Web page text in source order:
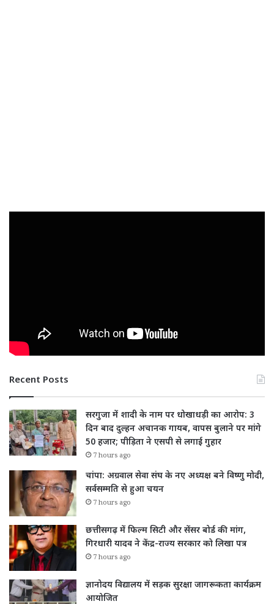
Recent Posts
सरगुजा में शादी के नाम पर धोखाधड़ी का आरोप: 3
दिन बाद दुल्हन अचानक गायब, वापस बुलाने पर मांगे
50 हजार; पीड़िता ने एसपी से लगाई गुहार
7 hours ago
चांपा: अग्रवाल सेवा संघ के नए अध्यक्ष बने विष्णु मोदी,
सर्वसम्मति से हुआ चयन
7 hours ago
छत्तीसगढ़ में फिल्म सिटी और सेंसर बोर्ड की मांग,
गिरधारी यादव ने केंद्र-राज्य सरकार को लिखा पत्र
7 hours ago
ज्ञानोदय विद्यालय में सड़क सुरक्षा जागरूकता कार्यक्रम
आयोजित